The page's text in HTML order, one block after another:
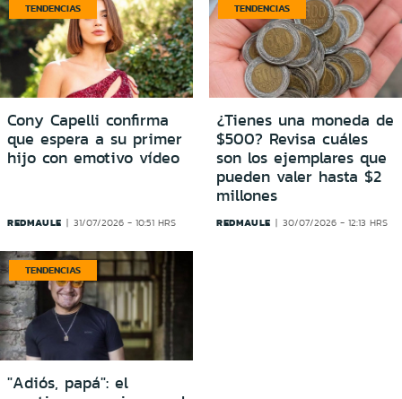
TENDENCIAS
Cony Capelli confirma
que espera a su primer
hijo con emotivo vídeo
REDMAULE 31/07/2026 - 10:51 HRS
TENDENCIAS
¿Tienes una moneda de
$500? Revisa cuáles
son los ejemplares que
pueden valer hasta $2
millones
REDMAULE 30/07/2026 - 12:13 HRS
TENDENCIAS
"Adiós, papá": el